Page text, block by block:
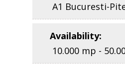
A1 Bucuresti-
Availability:
10.000 mp -